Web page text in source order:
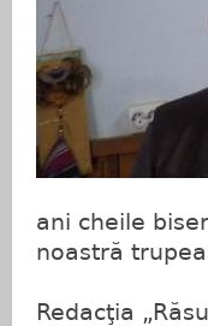
ani cheile
noastră
Redacţia